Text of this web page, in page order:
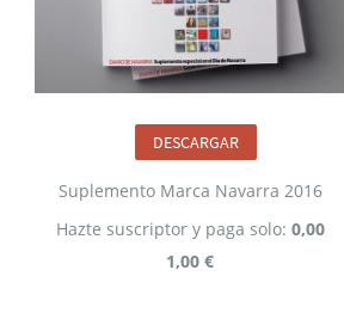
Suplemento Marca Navarra 2016
1,00 €
Hazte suscriptor y paga solo: 0,00
DESCARGAR